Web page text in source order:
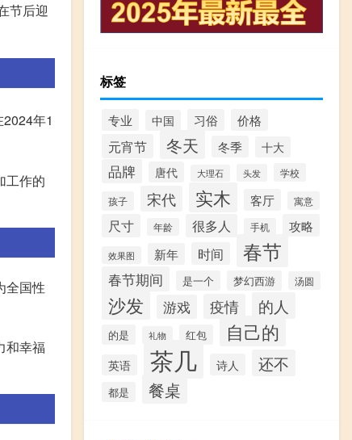
节后迎
年1
工作的
全国性
和幸福
标签
专业 中国 习俗 价格
元宵节 冬天 冬季 十大
品牌 唐代 大理石 头发 学校
孩子 宋代 实木 客厅 寓意
尺寸 年龄 很多人 手机 攻略
效果图 新年 时间 春节
春节期间 是一个 梦幻西游 汤圆
沙发 游戏 疫情 的人
的是 礼物 红包 自己的
英语 茶几 诗人 还不
都是 餐桌